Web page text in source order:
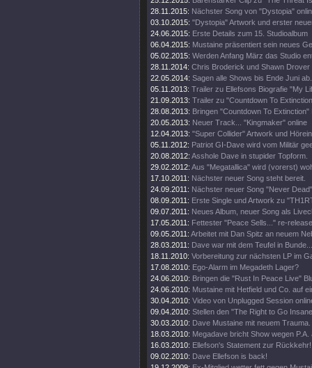
28.11.2015: Nächster Song von "Dystopia"
03.10.2015: "Dystopia" Artwork und erster
24.06.2015: Erste Details zum 15. Studioalbum
06.04.2015: Mustaine präsentiert sein neues
05.02.2015: Werden Anfang März das Studio
28.11.2014: Chris Broderick und Shawn
22.05.2014: Sagen alle Shows bis Ende Juni ab.
05.11.2013: Trailer zu Ellefsons Biografie "My
21.09.2013: Trailer zu "Countdown To
28.08.2013: Bringen "Countdown To Extinction"
20.05.2013: Neuer Track... "Kingmaker" online
12.04.2013: "Super Collider" Artwork und
05.11.2012: Patriot GI-Dave wird vom Militär
20.08.2012: Asshole Dave in stupider Topform.
29.02.2012: Aus "Megatallica" wird (vorerst)
17.10.2011: Nächster neuer Song steht bereit.
24.09.2011: Nächster neuer Song "Never
08.09.2011: Erste Single und Artwork zu
09.07.2011: Neues Album, neuer Song als
17.05.2011: Fettester "Peace Sells..." re-
09.05.2011: Arbeitet mit Dan Spitz an neuem
28.03.2011: Dave war mit dem Teufel in Bunde...
18.11.2010: Vorbereitung zur nächsten LP im
17.08.2010: Ego-Alarm im Megadeth Lager?
24.06.2010: Bringen die "Rust In Peace Live"
24.06.2010: Mustaine mit Hetfield und Co. auf
30.04.2010: Video von Unplugged Session
09.04.2010: Stellen den "The Right to Go
30.03.2010: Dave Mustaine mit neuem Trauma.
18.03.2010: Megadave bricht Show wegen P.A.
16.03.2010: Ellefson's Statement zur Rückkehr!
09.02.2010: Dave Ellefson is back!